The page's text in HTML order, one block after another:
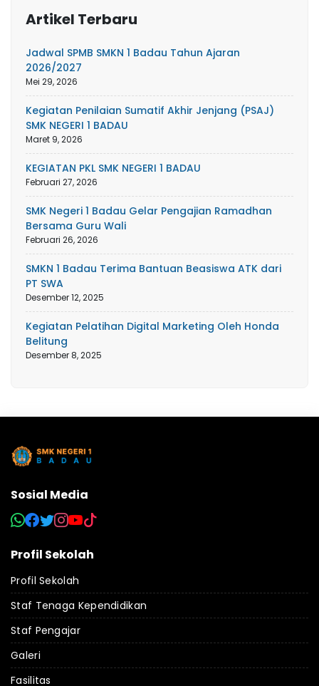
Artikel Terbaru
Jadwal SPMB SMKN 1 Badau Tahun Ajaran
2026/2027
Mei 29, 2026
Kegiatan Penilaian Sumatif Akhir Jenjang (PSAJ)
SMK NEGERI 1 BADAU
Maret 9, 2026
KEGIATAN PKL SMK NEGERI 1 BADAU
Februari 27, 2026
SMK Negeri 1 Badau Gelar Pengajian Ramadhan
Bersama Guru Wali
Februari 26, 2026
SMKN 1 Badau Terima Bantuan Beasiswa ATK dari
PT SWA
Desember 12, 2025
Kegiatan Pelatihan Digital Marketing Oleh Honda
Belitung
Desember 8, 2025
Sosial Media
Profil Sekolah
Profil Sekolah
Staf Tenaga Kependidikan
Staf Pengajar
Galeri
Fasilitas